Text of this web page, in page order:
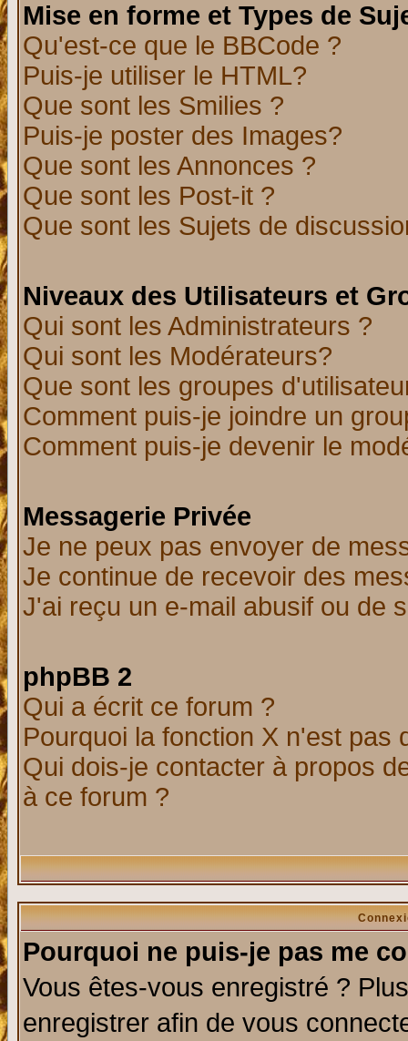
Mise en forme et Types de
Qu'est-ce que le BBCode ?
Puis-je utiliser le HTML?
Que sont les Smilies ?
Puis-je poster des Images?
Que sont les Annonces ?
Que sont les Post-it ?
Que sont les Sujets de
Niveaux des Utilisateurs et
Qui sont les Administrateurs ?
Qui sont les Modérateurs?
Que sont les groupes
Comment puis-je joindre un
Comment puis-je devenir le
Messagerie Privée
Je ne peux pas envoyer de
Je continue de recevoir des
J'ai reçu un e-mail abusif ou de
phpBB 2
Qui a écrit ce forum ?
Pourquoi la fonction X n'est pas
Qui dois-je contacter à propos
à ce forum ?
Pourquoi ne puis-je pas me
Vous êtes-vous enregistré ?
enregistrer afin de vous